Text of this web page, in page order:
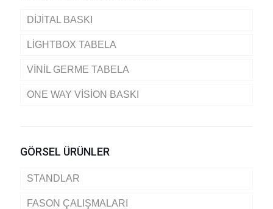
DİJİTAL BASKI
LİGHTBOX TABELA
VİNİL GERME TABELA
ONE WAY VİSİON BASKI
GÖRSEL ÜRÜNLER
STANDLAR
FASON ÇALIŞMALARI